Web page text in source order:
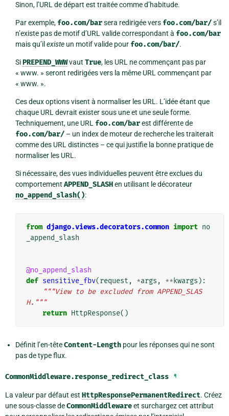
Sinon, l’URL de départ est traitée comme d’habitude.
Par exemple, foo.com/barsera redirigée vers foo.com/bar/s’il
n’existe pas de motif d’URL valide correspondant à foo.com/bar
mais qu’il existe un motif valide pour foo.com/bar/.
SiPREPEND_WWWvaut True, les URL ne commençant pas par
« www. » seront redirigées vers la même URL commençant par
« www. ».
Ces deux options visent à normaliser les URL. L’idée étant que
chaque URL devrait exister sous une et une seule forme.
Techniquement, une URL foo.com/barest différente de
foo.com/bar/ – un index de moteur de recherche les traiterait
comme des URL distinctes – ce qui justifie la bonne pratique de
normaliser les URL.
Si nécessaire, des vues individuelles peuvent être exclues du
comportement APPEND_SLASHen utilisant le décorateur
no_append_slash():
from django.views.decorators.common import no
_append_slash
@no_append_slash
def sensitive_fbv(request , *args , ** kwargs ):
"""View to be excluded from APPEND_SLAS
H."""
return HttpResponse()
Définit l’en-têteContent-Length pour les réponses qui ne sont
pas de type flux.
CommonMiddleware.response_redirect_class ¶
La valeur par défaut est HttpResponsePermanentRedirect. Créez
une sous-classe deCommonMiddlewareet surchargez cet attribut